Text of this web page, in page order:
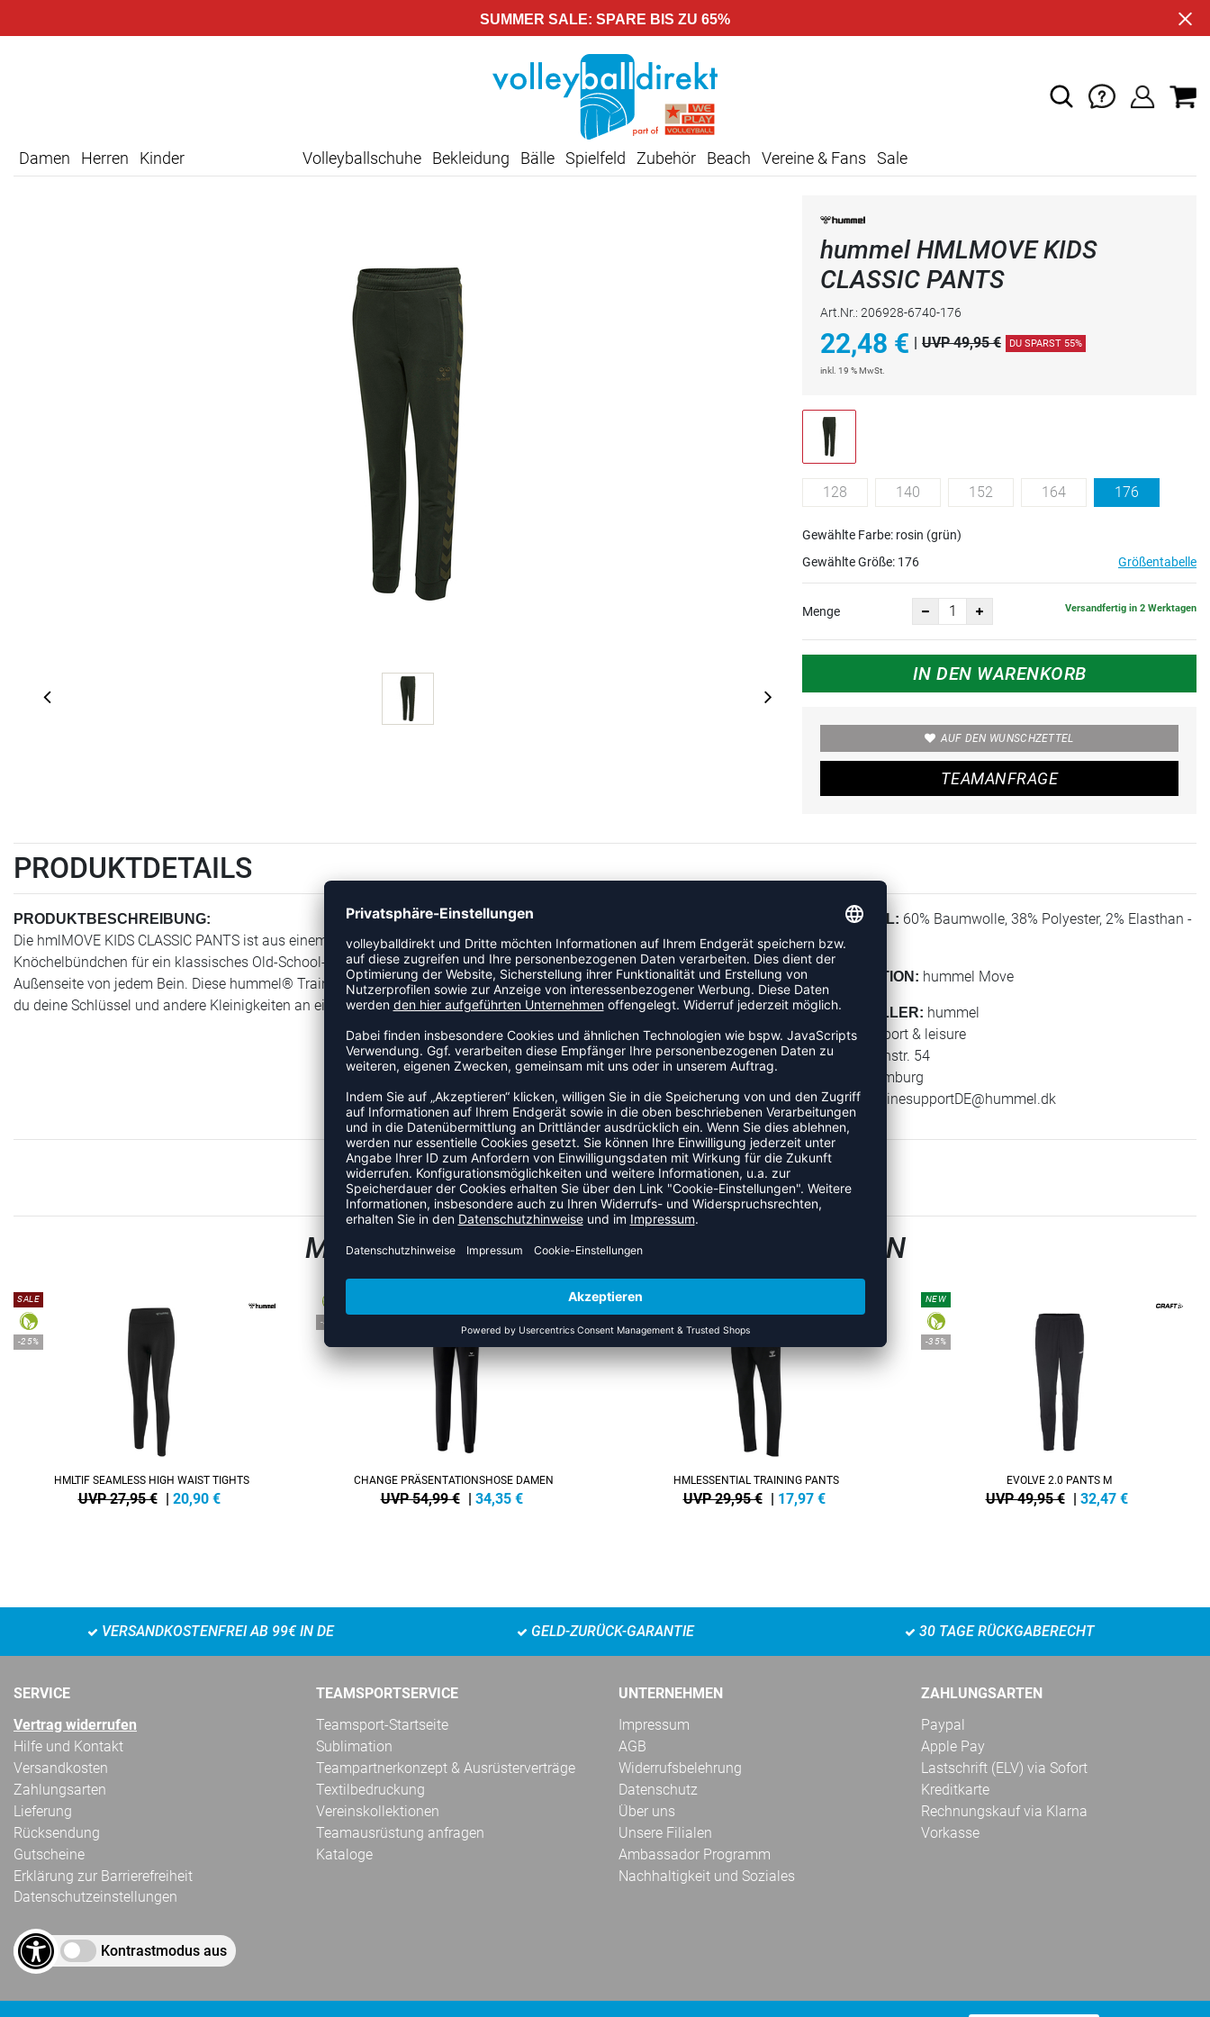
SUMMER SALE: SPARE BIS ZU 65%
Damen Herren Kinder Volleyballschuhe Bekleidung Bälle Spielfeld Zubehör Beach Vereine & Fans Sale
hummel HMLMOVE KIDS
CLASSIC PANTS
Art.Nr.: 206928-6740-176
22,48 € UVP 49,95 € DU SPARST 55%
inkl. 19 % MwSt.
128 140 152 164 176
Gewählte Farbe: rosin (grün)
Gewählte Größe: 176 Größentabelle
Menge Versandfertig in 2 Werktagen
IN DEN WARENKORB
AUF DEN WUNSCHZETTEL
TEAMANFRAGE
PRODUKTDETAILS
PRODUKTBESCHREIBUNG:
Die hmlMOVE KIDS CLASSIC PANTS ist aus einem dickeren Jerseystrick gefertigt und hat einen gerippten Bund sowie
Knöchelbündchen für ein klassisches Old-School-Feeling. Unser charakteristisches Winkelband befindet sich an der
Außenseite von jedem Bein. Diese hummel® Trainingshose verfügt über zwei Reißverschlusstaschen an den Seiten, sodass
du deine Schlüssel und andere Kleinigkeiten an einem sicheren Ort aufbewahren kannst.
MATERIAL: 60% Baumwolle, 38% Polyester, 2% Elasthan -
KNIT
KOLLEKTION: hummel Move
HERSTELLER: hummel
hummel sport & leisure
Leverkusenstr. 54
22761 Hamburg
E-Mail:
onlinesupportDE@hummel.dk
ZULETZT ANGESEHEN
MEHR AUS DER KATEGORIE TRAININGSHOSEN
SALE
-25%
HMLTIF SEAMLESS HIGH WAIST TIGHTS
UVP 27,95 € | 20,90 €
-38%
CHANGE PRÄSENTATIONSHOSE DAMEN
UVP 54,99 € | 34,35 €
SALE
HMLESSENTIAL TRAINING PANTS
UVP 29,95 € | 17,97 €
NEW
-35%
EVOLVE 2.0 PANTS M
UVP 49,95 € | 32,47 €
VERSANDKOSTENFREI AB 99€ IN DE GELD-ZURÜCK-GARANTIE 30 TAGE RÜCKGABERECHT
SERVICE
Vertrag widerrufen
Hilfe und Kontakt
Versandkosten
Zahlungsarten
Lieferung
Rücksendung
Gutscheine
Erklärung zur Barrierefreiheit
Datenschutzeinstellungen
Kontrastmodus aus
TEAMSPORTSERVICE
Teamsport-Startseite
Sublimation
Teampartnerkonzept & Ausrüsterverträge
Textilbedruckung
Vereinskollektionen
Teamausrüstung anfragen
Kataloge
UNTERNEHMEN
Impressum
AGB
Widerrufsbelehrung
Datenschutz
Über uns
Unsere Filialen
Ambassador Programm
Nachhaltigkeit und Soziales
ZAHLUNGSARTEN
Paypal
Apple Pay
Lastschrift (ELV) via Sofort
Kreditkarte
Rechnungskauf via Klarna
Vorkasse